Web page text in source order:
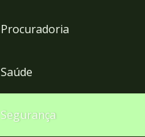
Procuradoria
Saúde
Segurança